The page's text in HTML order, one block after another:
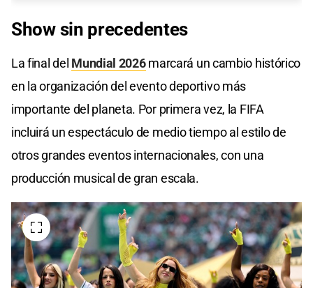
Show sin precedentes
La final del Mundial 2026marcará un cambio histórico
en la organización del evento deportivo más
importante del planeta. Por primera vez, la FIFA
incluirá un espectáculo de medio tiempo al estilo de
otros grandes eventos internacionales, con una
producción musical de gran escala.